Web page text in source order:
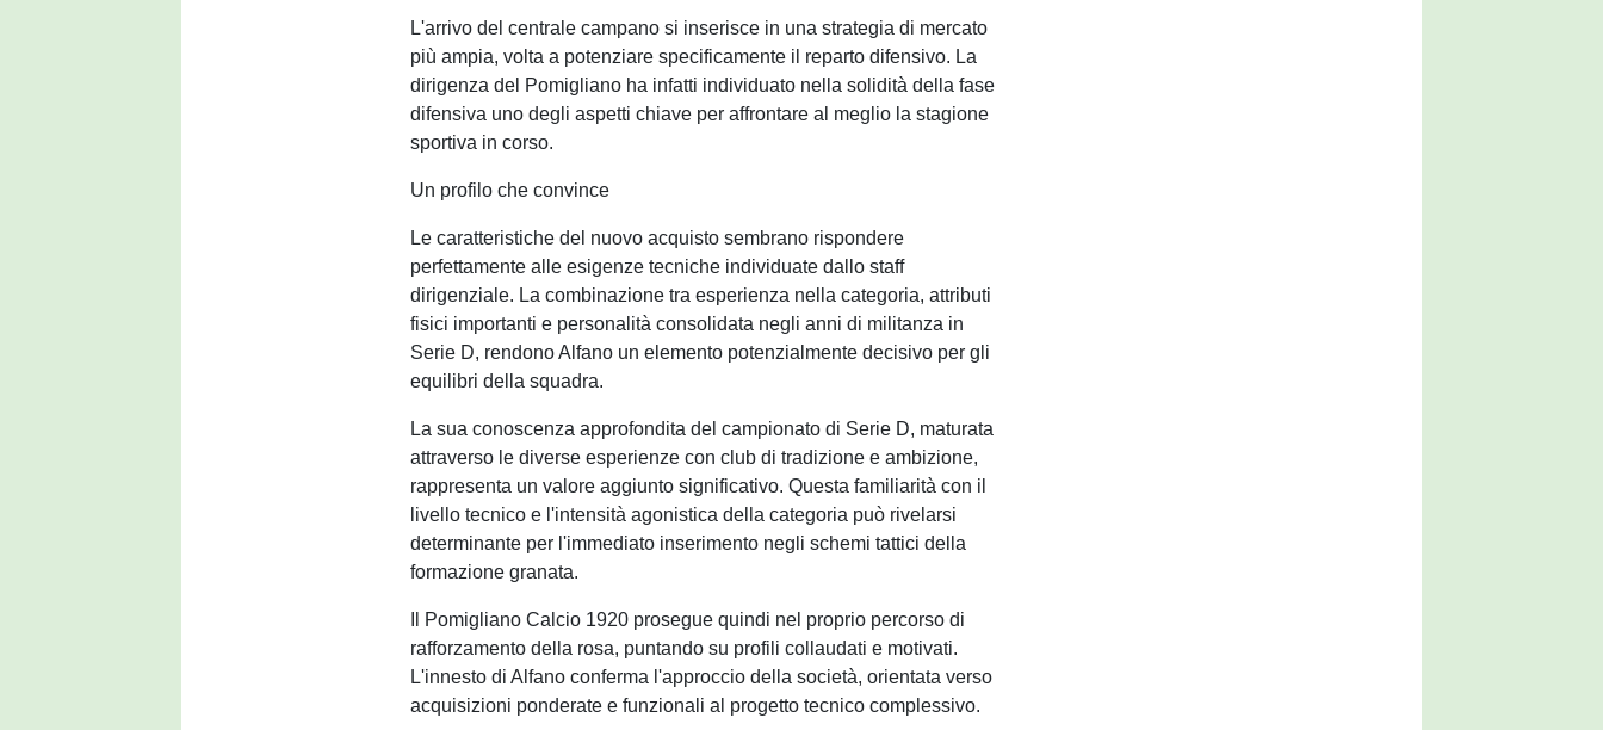
L'arrivo del centrale campano si inserisce in una strategia di mercato
più ampia, volta a potenziare specificamente il reparto difensivo. La
dirigenza del Pomigliano ha infatti individuato nella solidità della fase
difensiva uno degli aspetti chiave per affrontare al meglio la stagione
sportiva in corso.
Un profilo che convince
Le caratteristiche del nuovo acquisto sembrano rispondere
perfettamente alle esigenze tecniche individuate dallo staff
dirigenziale. La combinazione tra esperienza nella categoria, attributi
fisici importanti e personalità consolidata negli anni di militanza in
Serie D, rendono Alfano un elemento potenzialmente decisivo per gli
equilibri della squadra.
La sua conoscenza approfondita del campionato di Serie D, maturata
attraverso le diverse esperienze con club di tradizione e ambizione,
rappresenta un valore aggiunto significativo. Questa familiarità con il
livello tecnico e l'intensità agonistica della categoria può rivelarsi
determinante per l'immediato inserimento negli schemi tattici della
formazione granata.
Il Pomigliano Calcio 1920 prosegue quindi nel proprio percorso di
rafforzamento della rosa, puntando su profili collaudati e motivati.
L'innesto di Alfano conferma l'approccio della società, orientata verso
acquisizioni ponderate e funzionali al progetto tecnico complessivo.